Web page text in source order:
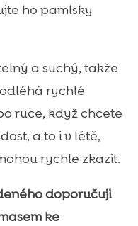
ho pamlsky
a suchý, takže
rychlé
ruce, když chcete
a to i v létě,
rychle zkazit.
doporučuji
ke